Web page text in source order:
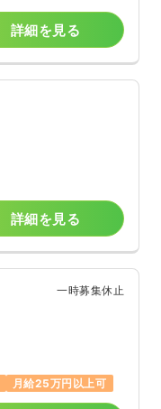
詳細を見る
詳細を見る
一時募集休止
月給25万円以上可